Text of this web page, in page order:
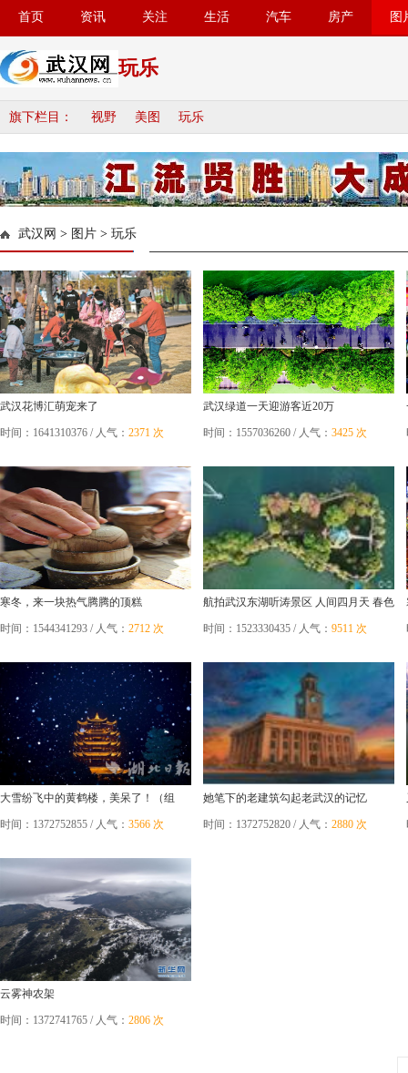
首页 资讯 关注 生活 汽车 房产 图
玩乐
旗下栏目： 视野 美图 玩乐
武汉网 > 图片 > 玩乐
武汉花博汇萌宠来了
时间：1641310376 / 人气： 2371 次
武汉绿道一天迎游客近20万
时间：1557036260 / 人气： 3425 次
寒冬，来一块热气腾腾的顶糕
时间：1544341293 / 人气： 2712 次
航拍武汉东湖听涛景区 人间四月天 春色
盎然湖光秀美
时间：1523330435 / 人气： 9511 次
大雪纷飞中的黄鹤楼，美呆了！（组
图）
时间：1372752855 / 人气： 3566 次
她笔下的老建筑勾起老武汉的记忆
时间：1372752820 / 人气： 2880 次
云雾神农架
时间：1372741765 / 人气： 2806 次